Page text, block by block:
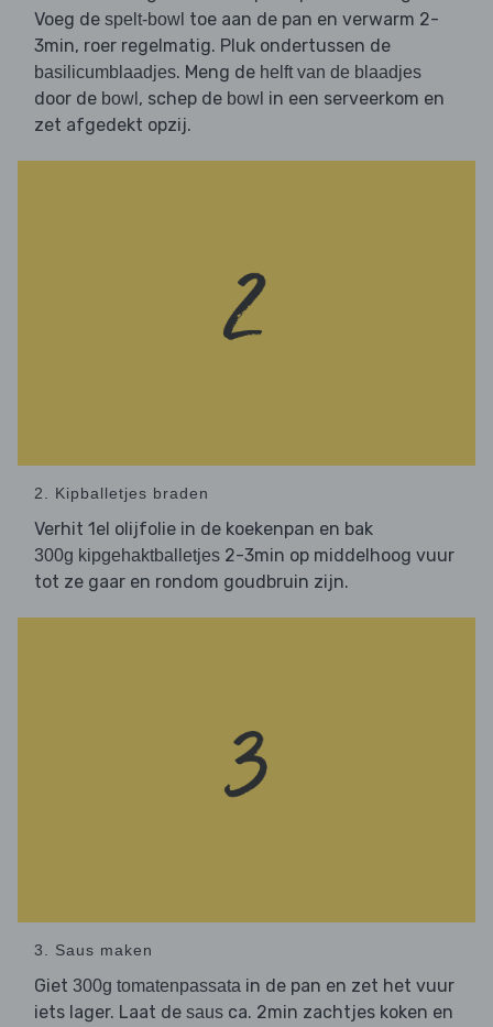
Voeg de spelt-bowl toe aan de pan en verwarm 2-
3min, roer regelmatig. Pluk ondertussen de
basilicumblaadjes. Meng de helft van de blaadjes
door de bowl , schep de bowl in een serveerkom en
zet afgedekt opzij.
2. Kipballetjes braden
Verhit 1el olijfolie in de koekenpan en bak
300g kipgehaktballetjes 2-3min op middelhoog vuur
tot ze gaar en rondom goudbruin zijn.
3. Saus maken
Giet 300g tomatenpassata in de pan en zet het vuur
iets lager. Laat de saus ca. 2min zachtjes koken en